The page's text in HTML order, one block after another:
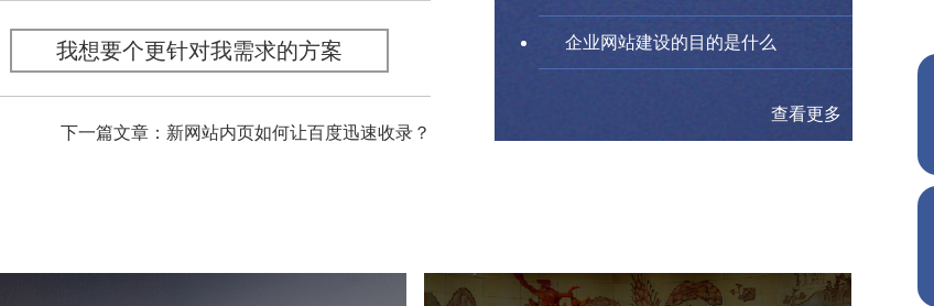
我想要个更针对我需求的方案
下一篇文章：新网站内页如何让百度迅速收录？
企业网站建设的目的是什么
查看更多